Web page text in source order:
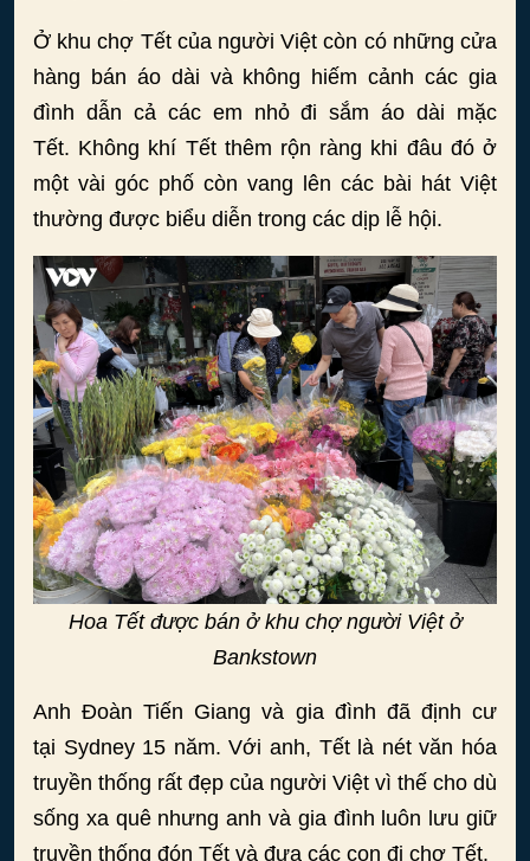
Ở khu chợ Tết của người Việt còn có những cửa
hàng bán áo dài và không hiếm cảnh các gia
đình dẫn cả các em nhỏ đi sắm áo dài mặc
Tết. Không khí Tết thêm rộn ràng khi đâu đó ở
một vài góc phố còn vang lên các bài hát Việt
thường được biểu diễn trong các dịp lễ hội.
Hoa Tết được bán ở khu chợ người Việt ở
Bankstown
Anh Đoàn Tiến Giang và gia đình đã định cư
tại Sydney 15 năm. Với anh, Tết là nét văn hóa
truyền thống rất đẹp của người Việt vì thế cho dù
sống xa quê nhưng anh và gia đình luôn lưu giữ
truyền thống đón Tết và đưa các con đi chợ Tết.